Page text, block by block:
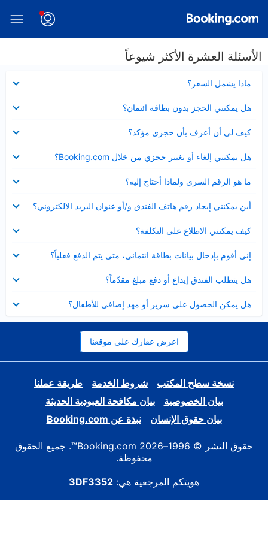
الأسئلة العشرة الأكثر شيوعاً
ماذا يشمل السعر؟
مصغر
هل يمكنني الحجز بدون بطاقة ائتمان؟
مصغر
كيف لي أن أعرف بأن حجزي مؤكد؟
مصغر
هل يمكنني إلغاء أو تغيير حجزي من خلال Booking.com؟
مصغر
ما هو الرقم السري ولماذا أحتاج إليه؟
مصغر
أين يمكنني إيجاد رقم هاتف الفندق و/أو عنوان البريد الالكتروني؟
عرض
مصغر
كيف يمكنني الاطلاع على التكلفة؟
مصغر
إني أقوم بإدخال بيانات بطاقة ائتماني، متى يتم الدفع فعلياً؟
مصغر
هل يتطلب الفندق إيداع أو دفع مبلغ مقدّماً؟
مصغر
هل يمكن الحصول على سرير أو مهد إضافي للأطفال؟
مصغر
اعرض عقارك على موقعنا
نسخة سطح المكتب شروط الخدمة
طريقة عملنا
بيان الخصوصية
بيان مكافحة العبودية الحديثة
بيان حقوق الإنسان
نبذة عن Booking.com
حقوق النشر © 1996–2026 Booking.com™. جميع الحقوق
محفوظة.
هويتكم المرجعية هي: 3DF3352